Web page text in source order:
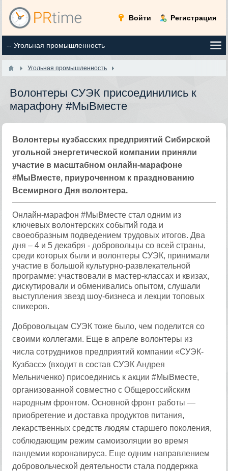
Войти Регистрация
Угольная промышленность
​Волонтеры СУЭК присоединились к
марафону #МыВместе
Волонтеры кузбасских предприятий Сибирской
угольной энергетической компании приняли
участие в масштабном онлайн-марафоне
#МыВместе, приуроченном к празднованию
Всемирного Дня волонтера.
Онлайн-марафон #МыВместе стал одним из
ключевых волонтерских событий года и
своеобразным подведением трудовых итогов. Два
дня – 4 и 5 декабря - добровольцы со всей страны,
среди которых были и волонтеры СУЭК, принимали
участие в большой культурно-развлекательной
программе: участвовали в мастер-классах и квизах,
дискутировали и обменивались опытом, слушали
выступления звезд шоу-бизнеса и лекции топовых
спикеров.
Добровольцам СУЭК тоже было, чем поделится со
своими коллегами. Еще в апреле волонтеры из
числа сотрудников предприятий компании «СУЭК-
Кузбасс» (входит в состав СУЭК Андрея
Мельниченко) присоединись к акции #МыВместе,
организованной совместно с Общероссийским
народным фронтом. Основной фронт работы —
приобретение и доставка продуктов питания,
лекарственных средств людям старшего поколения,
соблюдающим режим самоизоляции во время
пандемии коронавируса. Еще одним направлением
добровольческой деятельности стала поддержка